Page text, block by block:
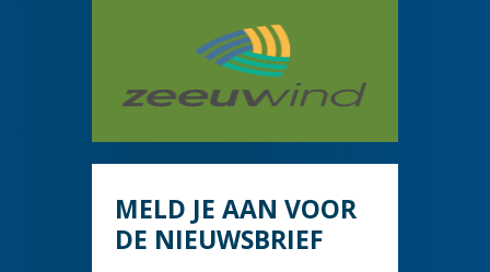
MELD JE AAN VOOR
DE NIEUWSBRIEF